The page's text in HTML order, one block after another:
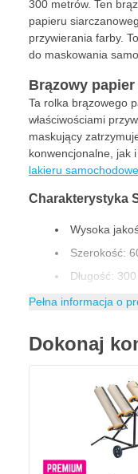
300 metrów. Ten
papieru
przywierania farby.
do maskowania
Brązowy
Ta rolka brązowego
właściwościami
maskujący
konwencjonalne, jak
lakieru
Charakterystyka
Wysoka
Szerokość:
Długość:
Ulega
Przyjazny
Dostępny
Papier maskujący
szerokości mają
20cm
Pełna informacja o
Dokonaj